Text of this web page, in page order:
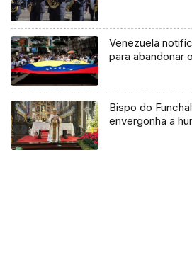
Venezuela
para abandonar
Bispo do
envergonha a